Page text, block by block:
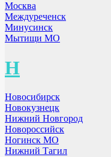
Москва
Междуреченск
Минусинск
Мытищи МО
Н
Новосибирск
Новокузнецк
Нижний Новгород
Новороссийск
Ногинск МО
Нижний Тагил